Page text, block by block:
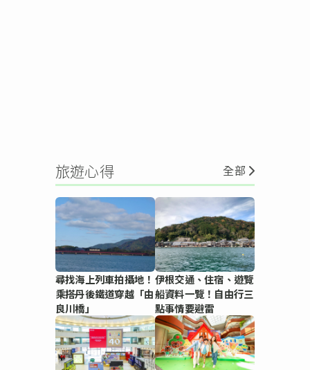
旅遊心得 全部
尋找海上列車拍攝地！
乘搭丹後鐵道穿越「由
良川橋」
伊根交通、住宿、遊覽
船資料一覽！自由行三
點事情要避雷